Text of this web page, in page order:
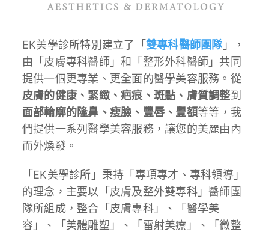
EK美學診所特別建立了「雙專科醫師團隊」，
由「皮膚專科醫師」和「整形外科醫師」共同
提供一個更專業、更全面的醫學美容服務。從
皮膚的健康、緊緻、疤痕、斑點、膚質調整到
面部輪廓的隆鼻、瘦臉、豐唇、豐額等等，我
們提供一系列醫學美容服務，讓您的美麗由內
而外煥發。
「EK美學診所」秉持「專項專才、專科領導」
的理念，主要以「皮膚及整外雙專科」醫師團
隊所組成，整合「皮膚專科」、「醫學美
容」、「美體雕塑」、「雷射美療」、「微整